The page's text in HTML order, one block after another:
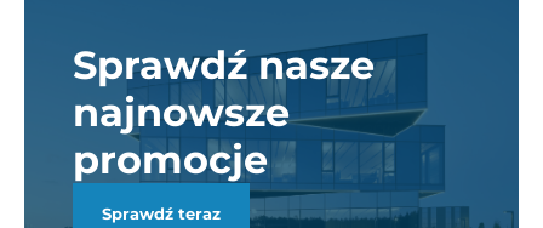
Sprawdź nasze
najnowsze
promocje
Sprawdź teraz